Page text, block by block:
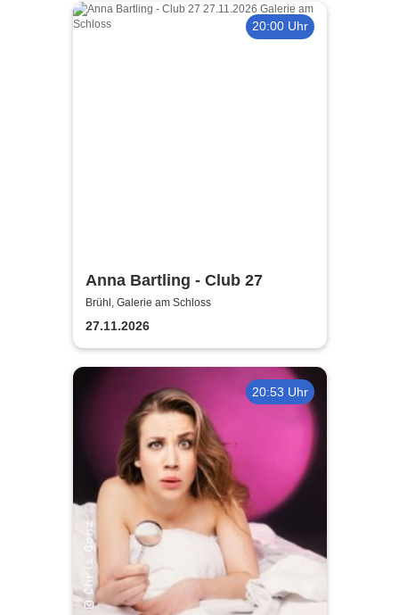
20:00 Uhr
Anna Bartling - Club 27
Brühl, Galerie am Schloss
27.11.2026
20:53 Uhr